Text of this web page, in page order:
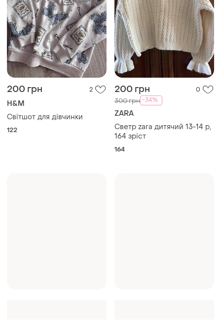
200 грн 2
H&M
Світшот для дівчинки
122
200 грн 0
300 грн -34%
ZARA
Светр zara дитячий 13-14 р,
164 зріст
164